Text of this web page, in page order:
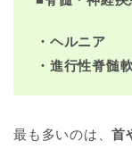
・ヘルニア
・進行性脊髄
最も多いのは、首